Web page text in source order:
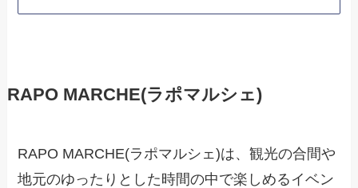
RAPO MARCHE(ラポマルシェ)
RAPO MARCHE(ラポマルシェ)は、観光の合間や
地元のゆったりとした時間の中で楽しめるイベン